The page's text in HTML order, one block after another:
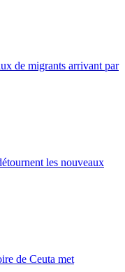
de migrants arrivant par
les nouveaux
de Ceuta met